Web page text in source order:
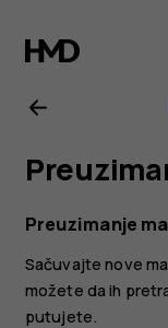
Nokia
6.2
za
Preuzimanje
Sačuvajte nove
možete da ih
putujete.